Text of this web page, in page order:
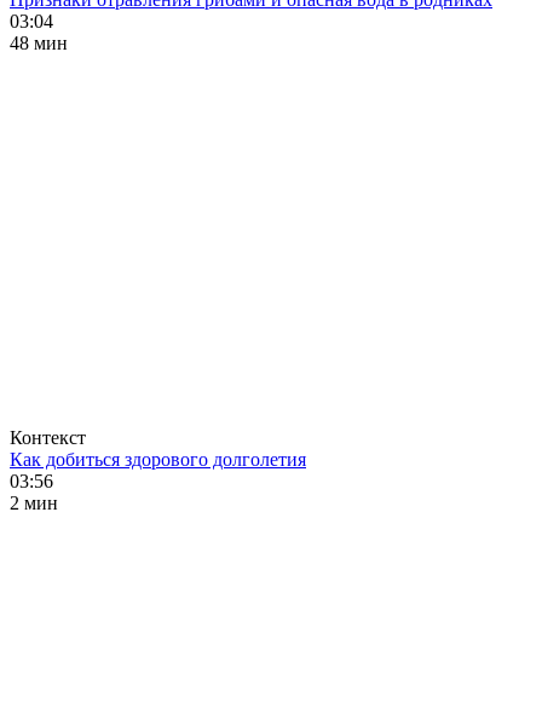
03:04
48 мин
Контекст
Как добиться здорового долголетия
03:56
2 мин